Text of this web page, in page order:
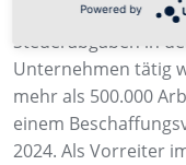
Mrd. Euro und
Steuerabgaben in
Unternehmen tätig
mehr als 500.000
einem
2024. Als Vorreiter
Powered by